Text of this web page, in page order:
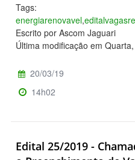
Tags:
energiarenovavel,
Escrito por Ascom Jaguari
Última modificação em
20/03/19
14h02
Edital 25/2019 -